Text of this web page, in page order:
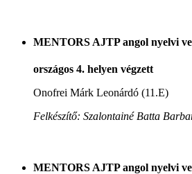
MENTORS AJTP angol nyelvi
országos 4. helyen végzett
Onofrei Márk Leonárdó (11.E)
Felkészítő: Szalontainé Batta
MENTORS AJTP angol nyelvi